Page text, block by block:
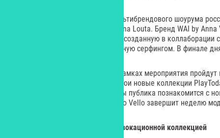
6 октября состоятся показы мультибрендового шоурума
Avenue, брендов POPOV FUR, Iliana Louta. Бренд WAI by
коллекцию «Выбирай сердцем», созданную в
Анной Веллингтон и вдохновленную серфингом. В финале
В «детский» день, 7 октября, в рамках мероприятия
и Sofya Tereshina. Представят свои новые коллекции
завершающий день недели моды публика познакомится с
FASHION, EMKA, а показ от Franco Vello завершит неделю
открыл новый сезон провокационной коллекцией